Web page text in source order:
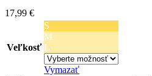
17,99 €
Veľkosť
S
M
L
Vymazať